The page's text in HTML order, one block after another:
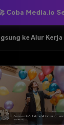
Coba Media.io
ke Alur